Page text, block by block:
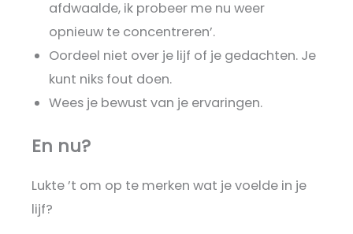
afdwaalde, ik probeer me nu weer
opnieuw te concentreren’.
Oordeel niet over je lijf of je gedachten. Je
kunt niks fout doen.
Wees je bewust van je ervaringen.
En nu?
Lukte ’t om op te merken wat je voelde in je
lijf?